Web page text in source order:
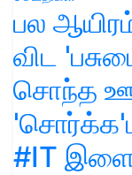
பல
விட
சொந்த
#IT